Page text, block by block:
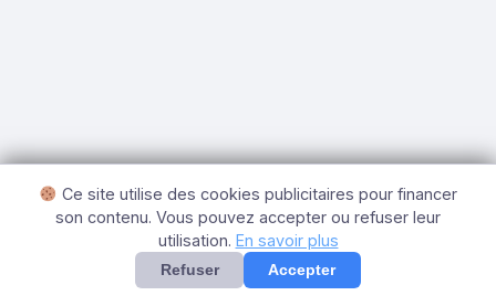
Ce site utilise des cookies publicitaires pour financer
son contenu. Vous pouvez accepter ou refuser leur
utilisation. En savoir plus
Refuser Accepter